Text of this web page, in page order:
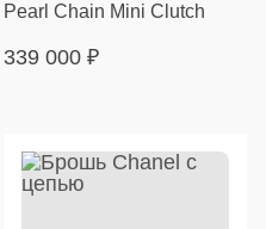
Pearl Chain Mini Clutch
339 000 ₽